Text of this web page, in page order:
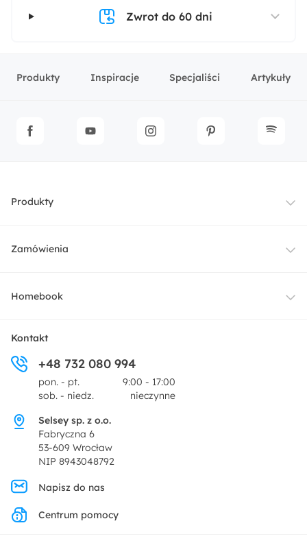
Zwrot do 60 dni
Produkty Inspiracje Specjaliści Artykuły
Produkty
Meble
Dekoracje i akcesoria
Promocje
Zamówienia
Dostawa
Zwroty
Pytania i odpowiedzi
Homebook
O nas
Centrum prasowe
Regulamin
Polityka prywatności
Ustawienia prywatności
Kontakt
+48 732 080 994
pon. - pt.
9:00 - 17:00
sob. - niedz.
nieczynne
Selsey sp. z o.o.
Fabryczna 6
53-609 Wrocław
NIP 8943048792
Napisz do nas
Centrum pomocy